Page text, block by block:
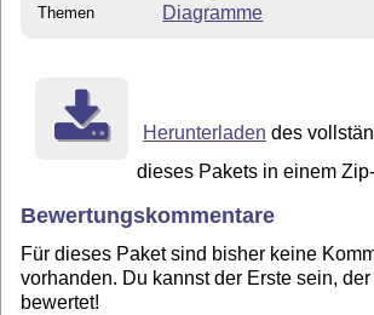
Themen Diagramme
Herunterladen des
dieses Pakets in einem
Bewertungskommentare
Für dieses Paket sind bisher keine
vorhanden. Du kannst der Erste sein,
bewertet!